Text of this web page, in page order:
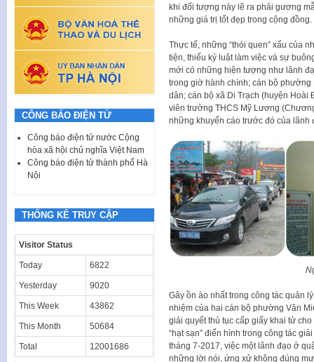
khi đối tượng này lẽ ra phải gương
những giá trị tốt đẹp trong cộng đồng.
Thực tế, những “thói quen” xấu của
tiện, thiếu kỷ luật làm việc và sự
mới có những hiện tượng như lãnh
trong giờ hành chính; cán bộ phường
dân; cán bộ xã Di Trạch (huyện
viên trường THCS Mỹ Lương
những khuyến cáo trước đó của lãnh
Gây ồn ào nhất trong công tác quản
nhiệm của hai cán bộ phường Văn
giải quyết thủ tục cấp giấy khai tử
“hạt sạn” điển hình trong công tác
tháng 7-2017, việc một lãnh đạo ở
những lời nói, ứng xử không đúng
CÔNG BÁO ĐIỆN TỬ
Công báo điện tử nước Cộng
hòa xã hội chủ nghĩa Việt Nam
Công báo điện tử thành phố Hà
Nội
THỐNG KÊ TRUY CẬP
Visitor Status
Today 6822
Yesterday 9020
This Week 43862
This Month 50684
Total 12001686